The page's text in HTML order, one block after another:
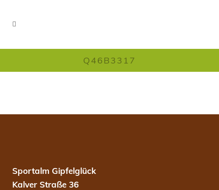
Q46B3317
Sportalm Gipfelglück
Kalver Straße 36